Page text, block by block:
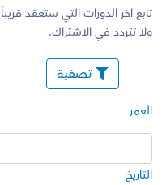
تابع اخر الدورات التي ستعقد قريباً
ولا تتردد في الاشتراك.
تصفية
العمر
التاريخ